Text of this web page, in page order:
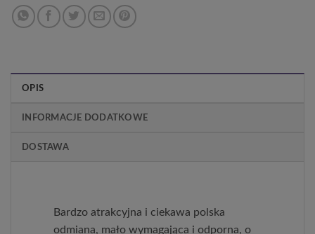
OPIS
INFORMACJE DODATKOWE
DOSTAWA
Bardzo atrakcyjna i ciekawa polska
odmiana, mało wymagająca i odporna, o